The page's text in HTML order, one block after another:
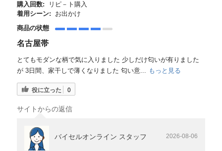
購入回数:
リピ－ト購入
着用シーン:
お出かけ
商品の状態
名古屋帯
とてもモダンな柄で気に入りました 少しだけ匂いが有りました
が 3日間、家干しで薄くなりました 匂い意... もっと見る
役に立った 0
サイトからの返信
バイセルオンライン スタッフ 2026-08-06